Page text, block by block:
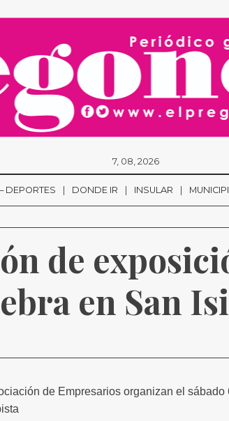
7, 08, 2026
DEPORTES DONDE IR INSULAR
de
en San
de Empresarios organizan el sábado